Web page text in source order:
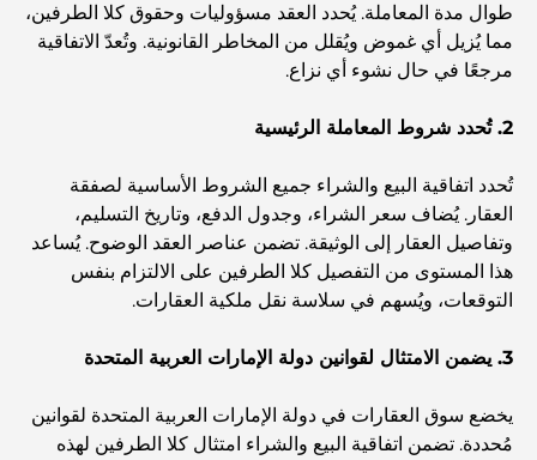
اكتشف ممشى نخلة جميرا: جولة بين الفخامة والإطلالات الخلابة
الخيارات
فنادق الخمس نجوم في دبي: فخامة لا مثيل لها لكل مسافر
أفضل أماكن الإفطار في دبي: أفضل 7 أماكن لا تُضاهى لتجربة
إفطار رمضاني لا يُنسى
طوال مدة المعاملة. يُحدد العقد مسؤوليات وحقوق كلا الطرفين،
مما يُزيل أي غموض ويُقلل من المخاطر القانونية. وتُعدّ الاتفاقية
مرجعًا في حال نشوء أي نزاع.
2. تُحدد شروط المعاملة الرئيسية
تُحدد اتفاقية البيع والشراء جميع الشروط الأساسية لصفقة
العقار. يُضاف سعر الشراء، وجدول الدفع، وتاريخ التسليم،
وتفاصيل العقار إلى الوثيقة. تضمن عناصر العقد الوضوح. يُساعد
هذا المستوى من التفصيل كلا الطرفين على الالتزام بنفس
التوقعات، ويُسهم في سلاسة نقل ملكية العقارات.
3. يضمن الامتثال لقوانين دولة الإمارات العربية المتحدة
يخضع سوق العقارات في دولة الإمارات العربية المتحدة لقوانين
مُحددة. تضمن اتفاقية البيع والشراء امتثال كلا الطرفين لهذه